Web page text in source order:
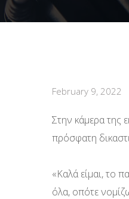
February 9, 2022
Στην κάμερα της
πρόσφατη
«Καλά είμαι, το
όλα, οπότε